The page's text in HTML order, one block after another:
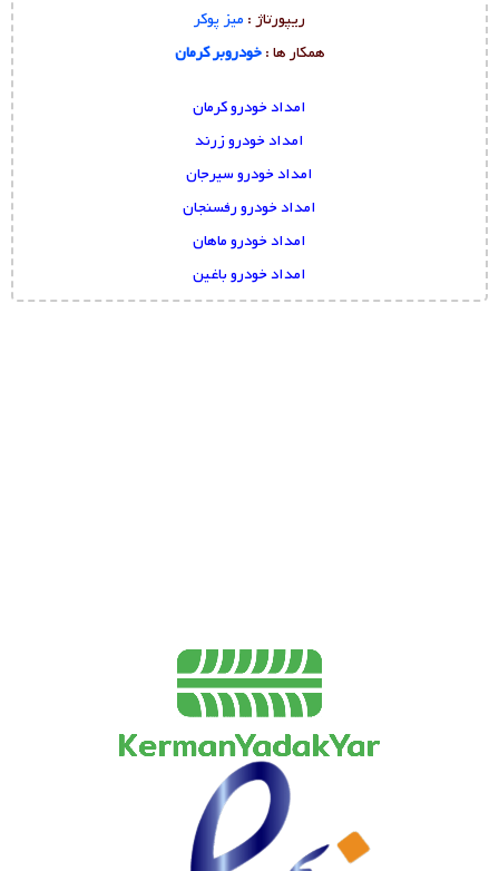
ریپورتاژ : میز پوکر
همکار ها :خودروبر کرمان
امداد خودرو کرمان
امداد خودرو زرند
امداد خودرو سیرجان
امداد خودرو رفسنجان
امداد خودرو ماهان
امداد خودرو باغین